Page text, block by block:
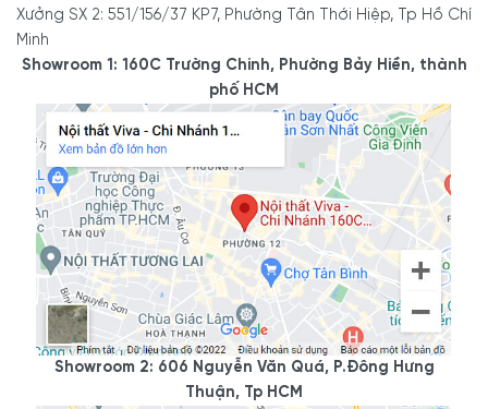
Xưởng SX 2: 551/156/37 KP7, Phường Tân Thới Hiệp, Tp Hồ Chí
Minh
Showroom 1: 160C Trường Chinh, Phường Bảy Hiền, thành
phố HCM
Showroom 2: 606 Nguyễn Văn Quá, P.Đông Hưng
Thuận, Tp HCM